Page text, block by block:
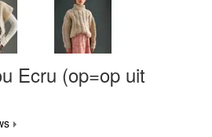
Ecru (op=op uit